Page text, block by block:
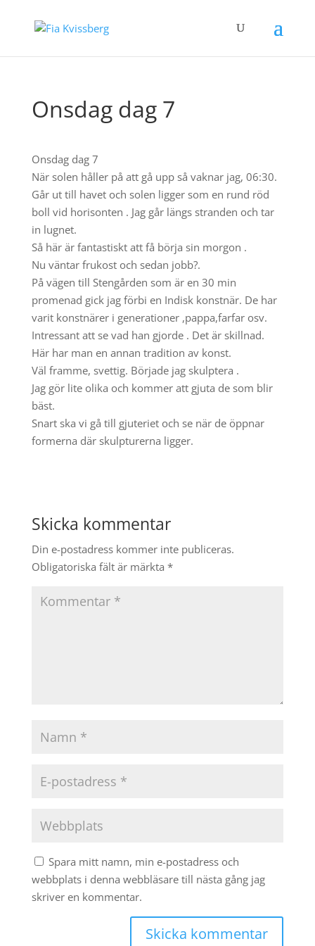
Onsdag dag 7
Onsdag dag 7
När solen håller på att gå upp så vaknar jag, 06:30.
Går ut till havet och solen ligger som en rund röd
boll vid horisonten . Jag går längs stranden och tar
in lugnet.
Så här är fantastiskt att få börja sin morgon .
Nu väntar frukost och sedan jobb?.
På vägen till Stengården som är en 30 min
promenad gick jag förbi en Indisk konstnär. De har
varit konstnärer i generationer ,pappa,farfar osv.
Intressant att se vad han gjorde . Det är skillnad.
Här har man en annan tradition av konst.
Väl framme, svettig. Började jag skulptera .
Jag gör lite olika och kommer att gjuta de som blir
bäst.
Snart ska vi gå till gjuteriet och se när de öppnar
formerna där skulpturerna ligger.
Skicka kommentar
Din e-postadress kommer inte publiceras.
Obligatoriska fält är märkta *
Spara mitt namn, min e-postadress och
webbplats i denna webbläsare till nästa gång jag
skriver en kommentar.